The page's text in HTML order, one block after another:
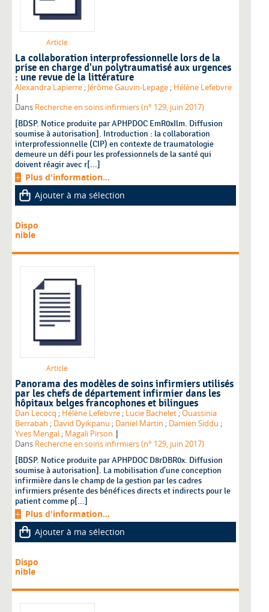
Article
La collaboration interprofessionnelle lors de la
prise en charge d'un polytraumatisé aux urgences
: une revue de la littérature
Alexandra Lapierre ; Jérôme Gauvin-Lepage ; Hélène Lefebvre
|
Dans Recherche en soins infirmiers (n° 129, juin 2017)
[BDSP. Notice produite par APHPDOC EmR0xIlm. Diffusion
soumise à autorisation]. Introduction : la collaboration
interprofessionnelle (CIP) en contexte de traumatologie
demeure un défi pour les professionnels de la santé qui
doivent réagir avec r[...]
Plus d'information...
Ajouter à ma sélection
Dispo
nible
Article
Panorama des modèles de soins infirmiers utilisés
par les chefs de département infirmier dans les
hôpitaux belges francophones et bilingues
Dan Lecocq ; Hélène Lefebvre ; Lucie Bachelet ;Ouassinia
Berrabah ; David Dyikpanu ; Daniel Martin ; Damien Siddu ;
Yves Mengal ; Magali Pirson |
Dans Recherche en soins infirmiers (n° 129, juin 2017)
[BDSP. Notice produite par APHPDOC D8rDBR0x. Diffusion
soumise à autorisation]. La mobilisation d'une conception
infirmière dans le champ de la gestion par les cadres
infirmiers présente des bénéfices directs et indirects pour le
patient comme p[...]
Plus d'information...
Ajouter à ma sélection
Dispo
nible